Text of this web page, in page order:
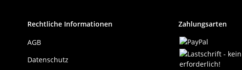
Rechtliche Informationen
AGB
Datenschutz
Zahlungsarten